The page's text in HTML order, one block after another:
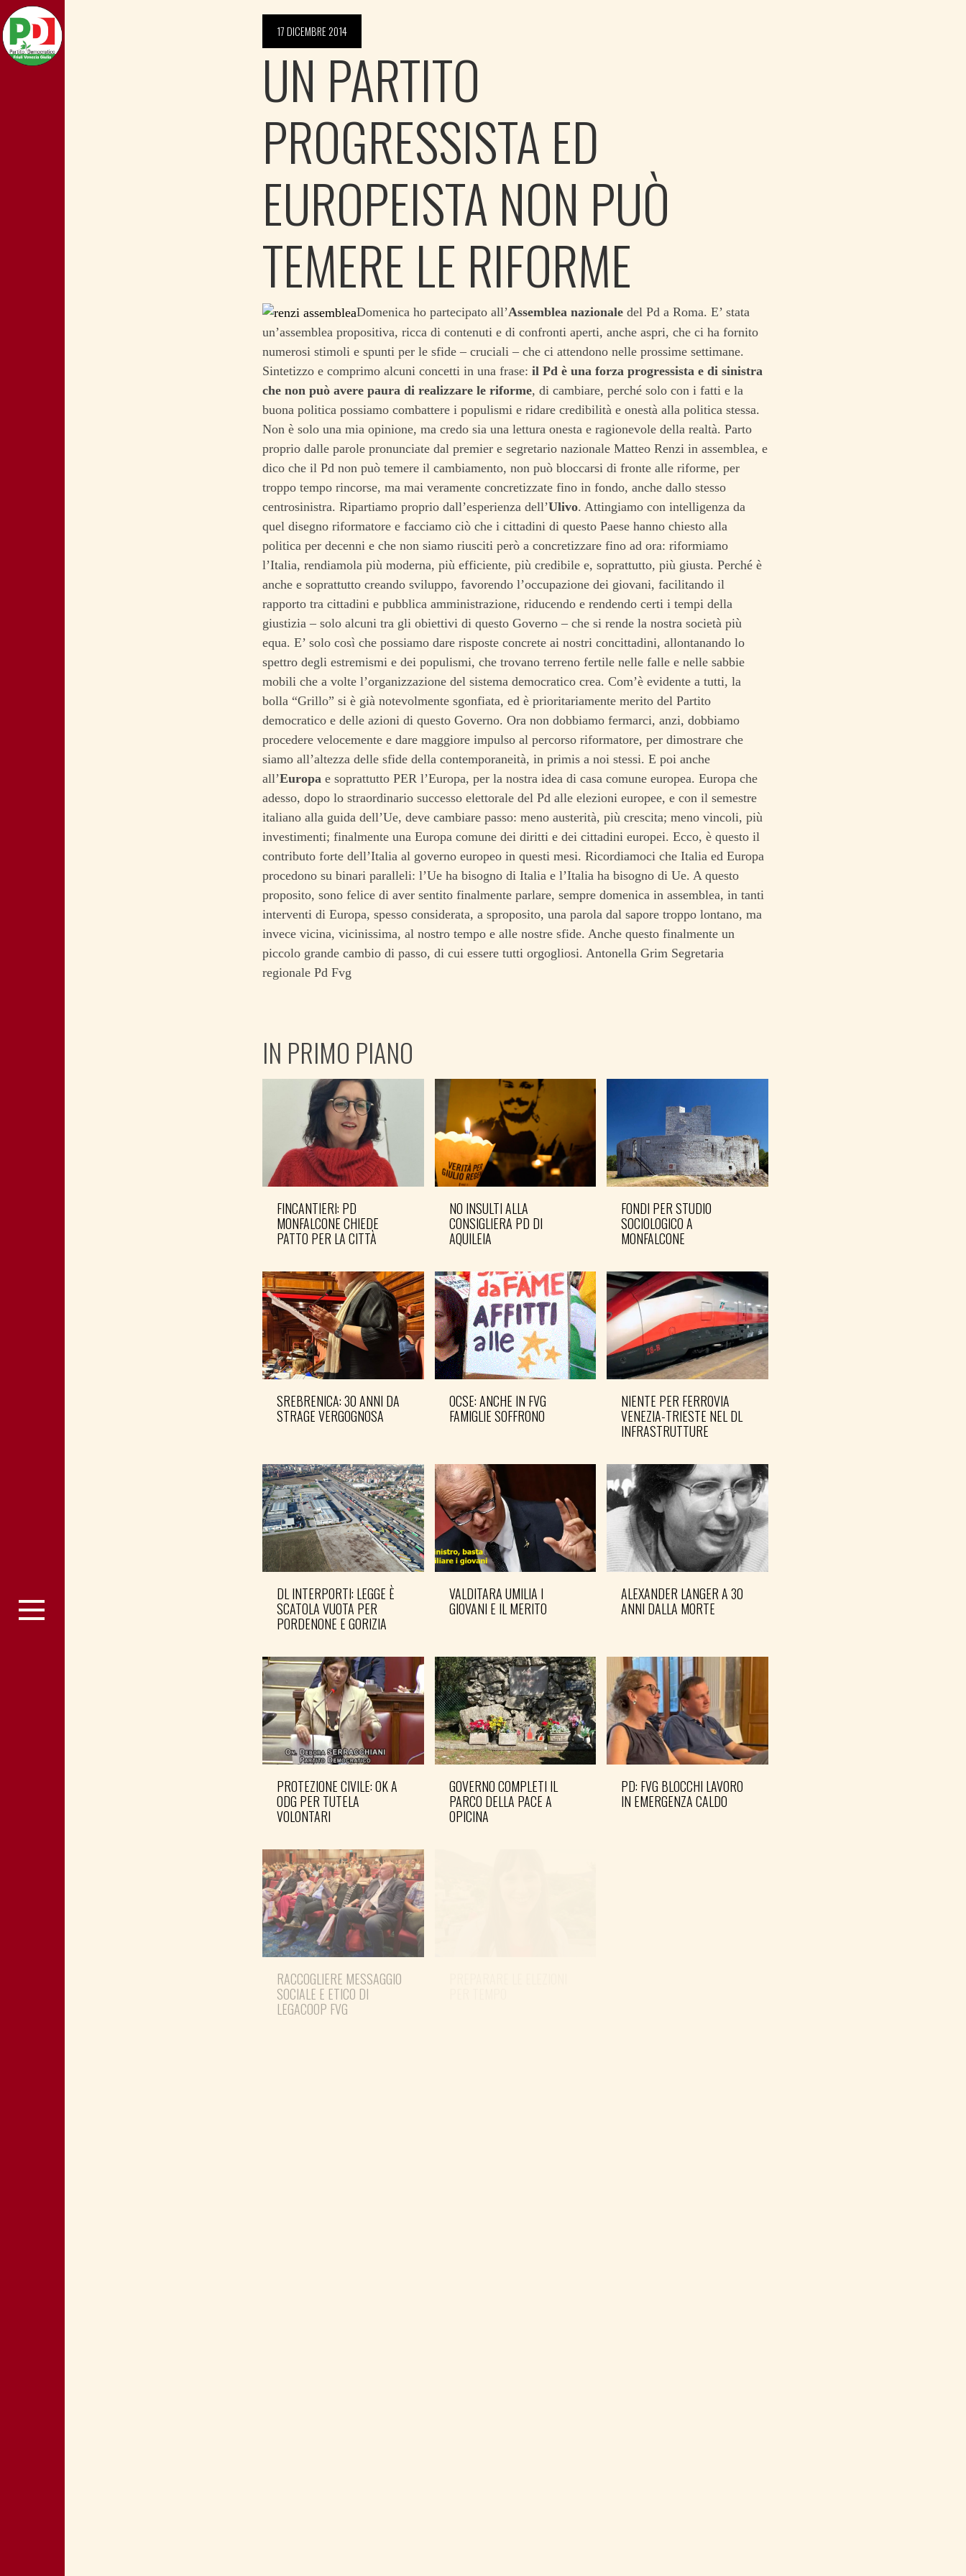
17 DICEMBRE 2014
UN PARTITO
PROGRESSISTA ED
EUROPEISTA NON PUÒ
TEMERE LE RIFORME
Domenica ho partecipato all’Assemblea nazionale del Pd a Roma. E’ stata
un’assemblea propositiva, ricca di contenuti e di confronti aperti, anche aspri, che ci ha fornito
numerosi stimoli e spunti per le sfide – cruciali – che ci attendono nelle prossime settimane.
Sintetizzo e comprimo alcuni concetti in una frase: il Pd è una forza progressista e di sinistra
che non può avere paura di realizzare le riforme, di cambiare, perché solo con i fatti e la
buona politica possiamo combattere i populismi e ridare credibilità e onestà alla politica stessa.
Non è solo una mia opinione, ma credo sia una lettura onesta e ragionevole della realtà. Parto
proprio dalle parole pronunciate dal premier e segretario nazionale Matteo Renzi in assemblea, e
dico che il Pd non può temere il cambiamento, non può bloccarsi di fronte alle riforme, per
troppo tempo rincorse, ma mai veramente concretizzate fino in fondo, anche dallo stesso
centrosinistra. Ripartiamo proprio dall’esperienza dell’Ulivo. Attingiamo con intelligenza da
quel disegno riformatore e facciamo ciò che i cittadini di questo Paese hanno chiesto alla
politica per decenni e che non siamo riusciti però a concretizzare fino ad ora: riformiamo
l’Italia, rendiamola più moderna, più efficiente, più credibile e, soprattutto, più giusta. Perché è
anche e soprattutto creando sviluppo, favorendo l’occupazione dei giovani, facilitando il
rapporto tra cittadini e pubblica amministrazione, riducendo e rendendo certi i tempi della
giustizia – solo alcuni tra gli obiettivi di questo Governo – che si rende la nostra società più
equa. E’ solo così che possiamo dare risposte concrete ai nostri concittadini, allontanando lo
spettro degli estremismi e dei populismi, che trovano terreno fertile nelle falle e nelle sabbie
mobili che a volte l’organizzazione del sistema democratico crea. Com’è evidente a tutti, la
bolla “Grillo” si è già notevolmente sgonfiata, ed è prioritariamente merito del Partito
democratico e delle azioni di questo Governo. Ora non dobbiamo fermarci, anzi, dobbiamo
procedere velocemente e dare maggiore impulso al percorso riformatore, per dimostrare che
siamo all’altezza delle sfide della contemporaneità, in primis a noi stessi. E poi anche
all’Europae soprattutto PER l’Europa, per la nostra idea di casa comune europea. Europa che
adesso, dopo lo straordinario successo elettorale del Pd alle elezioni europee, e con il semestre
italiano alla guida dell’Ue, deve cambiare passo: meno austerità, più crescita; meno vincoli, più
investimenti; finalmente una Europa comune dei diritti e dei cittadini europei. Ecco, è questo il
contributo forte dell’Italia al governo europeo in questi mesi. Ricordiamoci che Italia ed Europa
procedono su binari paralleli: l’Ue ha bisogno di Italia e l’Italia ha bisogno di Ue. A questo
proposito, sono felice di aver sentito finalmente parlare, sempre domenica in assemblea, in tanti
interventi di Europa, spesso considerata, a sproposito, una parola dal sapore troppo lontano, ma
invece vicina, vicinissima, al nostro tempo e alle nostre sfide. Anche questo finalmente un
piccolo grande cambio di passo, di cui essere tutti orgogliosi. Antonella Grim Segretaria
regionale Pd Fvg
IN PRIMO PIANO
FINCANTIERI: PD
MONFALCONE CHIEDE
PATTO PER LA CITTÀ
NO INSULTI ALLA
CONSIGLIERA PD DI
AQUILEIA
FONDI PER STUDIO
SOCIOLOGICO A
MONFALCONE
SREBRENICA: 30 ANNI DA
STRAGE VERGOGNOSA
OCSE: ANCHE IN FVG
FAMIGLIE SOFFRONO
NIENTE PER FERROVIA
VENEZIA-TRIESTE NEL DL
INFRASTRUTTURE
DL INTERPORTI: LEGGE È
SCATOLA VUOTA PER
PORDENONE E GORIZIA
VALDITARA UMILIA I
GIOVANI E IL MERITO
ALEXANDER LANGER A 30
ANNI DALLA MORTE
PROTEZIONE CIVILE: OK A
ODG PER TUTELA
VOLONTARI
GOVERNO COMPLETI IL
PARCO DELLA PACE A
OPICINA
PD: FVG BLOCCHI LAVORO
IN EMERGENZA CALDO
RACCOGLIERE MESSAGGIO
SOCIALE E ETICO DI
LEGACOOP FVG